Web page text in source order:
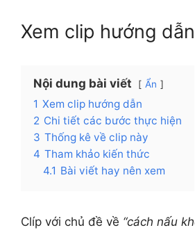
Xem clip hướng dẫn
Nội dung bài viết Ẩn
1 Xem clip hướng dẫn
2 Chi tiết các bước thực hiện
3 Thống kê về clip này
4 Tham khảo kiến thức
4.1 Bài viết hay nên xem
Clíp với chủ đề về “cách nấu